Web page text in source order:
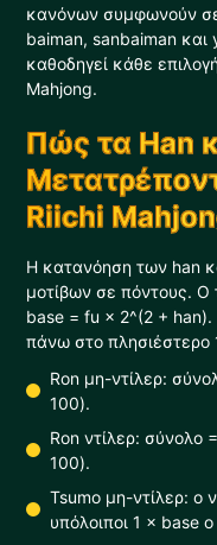
κανόνων συμφωνούν
baiman, sanbaiman και
καθοδηγεί κάθε
Mahjong.
Πώς τα Han
Riichi
Η κατανόηση των han
μοτίβων σε πόντους. Ο
base = fu × 2^(2 + han).
πάνω στο πλησιέστερο
Ron μη-ντίλερ:
100).
Ron ντίλερ: σύνολο
100).
Tsumo μη-ντίλερ: ο
υπόλοιποι 1 × base